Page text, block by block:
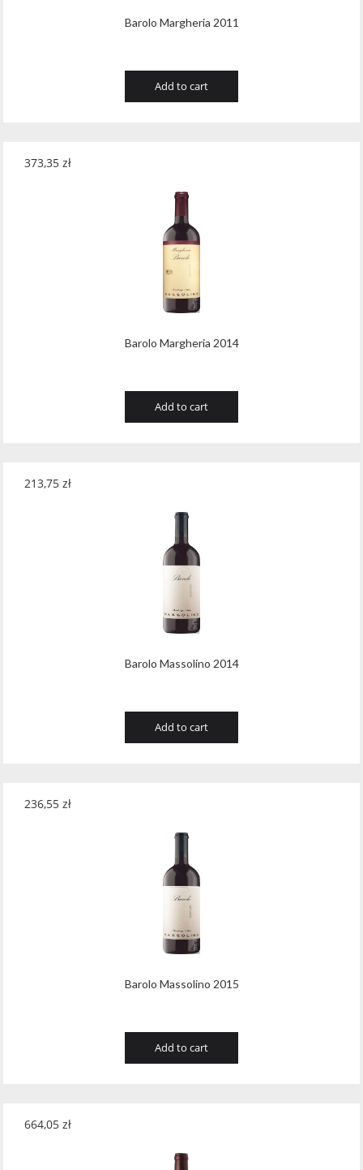
Barolo Margheria 2011
Add to cart
Barolo Margheria 2014
373,35 zł
Add to cart
Barolo Massolino 2014
213,75 zł
Add to cart
Barolo Massolino 2015
236,55 zł
Add to cart
664,05 zł